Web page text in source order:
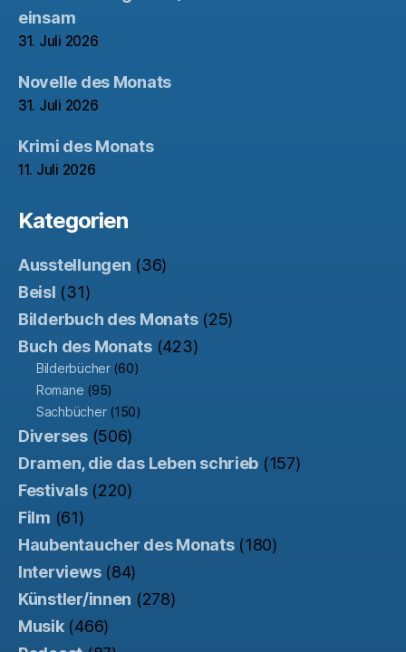
einsam
31. Juli 2026
Novelle des Monats
31. Juli 2026
Krimi des Monats
11. Juli 2026
Kategorien
Ausstellungen (36)
Beisl (31)
Bilderbuch des Monats(25)
Buch des Monats(423)
Bilderbücher(60)
Romane (95)
Sachbücher(150)
Diverses(506)
Dramen, die das Leben schrieb (157)
Festivals(220)
Film (61)
Haubentaucher des Monats(180)
Interviews(84)
Künstler/innen (278)
Musik(466)